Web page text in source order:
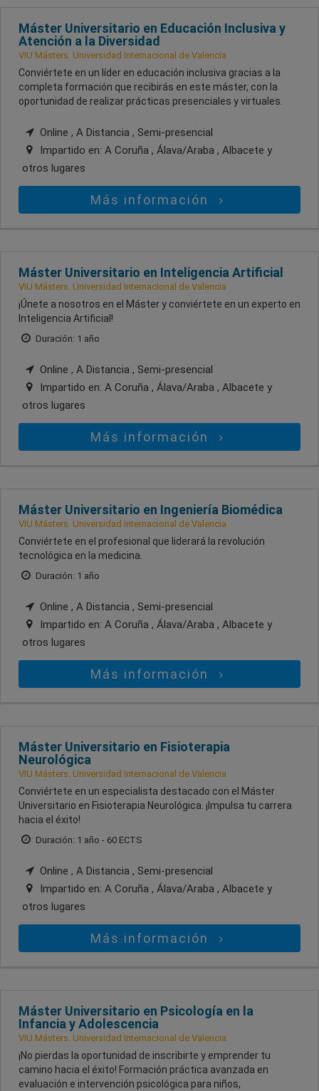
Máster Universitario en Educación Inclusiva y
Atención a la Diversidad
VIU Másters. Universidad Internacional de Valencia
Conviértete en un líder en educación inclusiva gracias a la
completa formación que recibirás en este máster, con la
oportunidad de realizar prácticas presenciales y virtuales.
Online , A Distancia , Semi-presencial
Impartido en: A Coruña , Álava/Araba , Albacete y
otros lugares
Más información
Máster Universitario en Inteligencia Artificial
VIU Másters. Universidad Internacional de Valencia
¡Únete a nosotros en el Máster y conviértete en un experto en
Inteligencia Artificial!
Duración: 1 año
Online , A Distancia , Semi-presencial
Impartido en: A Coruña , Álava/Araba , Albacete y
otros lugares
Más información
Máster Universitario en Ingeniería Biomédica
VIU Másters. Universidad Internacional de Valencia
Conviértete en el profesional que liderará la revolución
tecnológica en la medicina.
Duración: 1 año
Online , A Distancia , Semi-presencial
Impartido en: A Coruña , Álava/Araba , Albacete y
otros lugares
Más información
Máster Universitario en Fisioterapia
Neurológica
VIU Másters. Universidad Internacional de Valencia
Conviértete en un especialista destacado con el Máster
Universitario en Fisioterapia Neurológica. ¡Impulsa tu carrera
hacia el éxito!
Duración: 1 año - 60 ECTS
Online , A Distancia , Semi-presencial
Impartido en: A Coruña , Álava/Araba , Albacete y
otros lugares
Más información
Máster Universitario en Psicología en la
Infancia y Adolescencia
VIU Másters. Universidad Internacional de Valencia
¡No pierdas la oportunidad de inscribirte y emprender tu
camino hacia el éxito! Formación práctica avanzada en
evaluación e intervención psicológica para niños,